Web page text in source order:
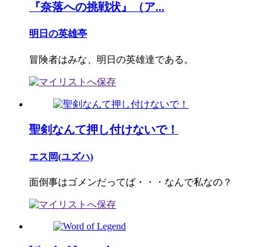
『奈落への挑戦状』（ア...
明日の英雄亭
冒険者はみな、明日の英雄達である。
聖剣なんて押し付けないで！
エス岡(ユズハ)
面倒事はゴメンだってば・・・なんで私なの？